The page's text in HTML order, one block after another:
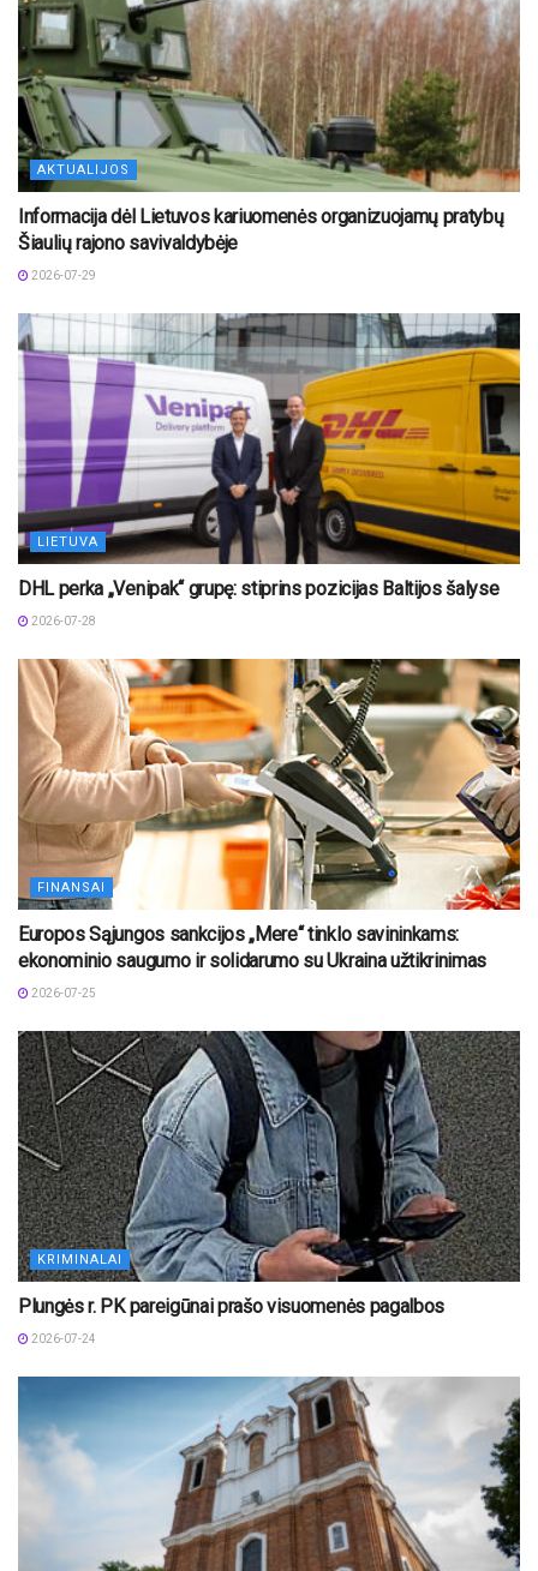
AKTUALIJOS
Informacija dėl Lietuvos kariuomenės organizuojamų pratybų
Šiaulių rajono savivaldybėje
2026-07-29
LIETUVA
DHL perka „Venipak“ grupę: stiprins pozicijas Baltijos šalyse
2026-07-28
FINANSAI
Europos Sąjungos sankcijos „Mere“ tinklo savininkams:
ekonominio saugumo ir solidarumo su Ukraina užtikrinimas
2026-07-25
KRIMINALAI
Plungės r. PK pareigūnai prašo visuomenės pagalbos
2026-07-24